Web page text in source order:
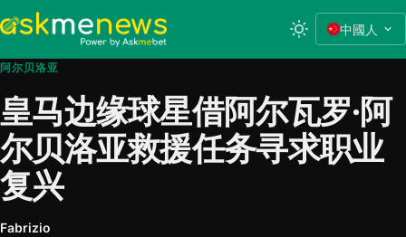
中國人
阿尔贝洛亚
皇马边缘球星借阿尔瓦罗·阿
尔贝洛亚救援任务寻求职业
复兴
Fabrizio